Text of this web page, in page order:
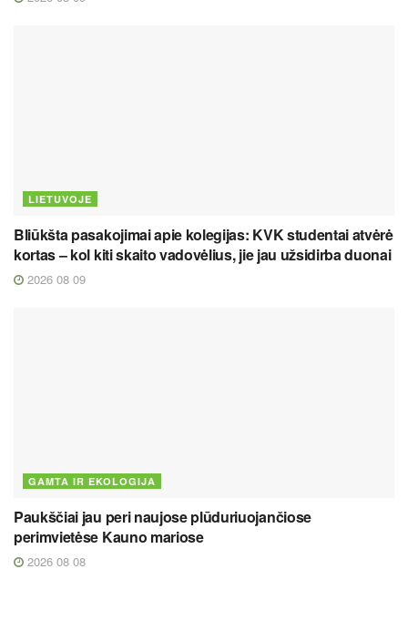
LIETUVOJE
Bliūkšta pasakojimai apie kolegijas: KVK studentai atvėrė
kortas – kol kiti skaito vadovėlius, jie jau užsidirba duonai
2026 08 09
GAMTA IR EKOLOGIJA
Paukščiai jau peri naujose plūduriuojančiose
perimvietėse Kauno mariose
2026 08 08